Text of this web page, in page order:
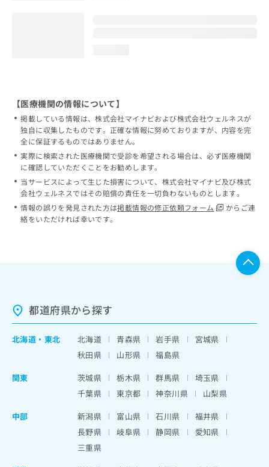
【医療機関の情報について】
掲載している情報は、株式会社マイナビおよび株式会社ウェルネスが
独自に収集したものです。正確な情報に努めておりますが、内容を完
全に保証するものではありません。
実際に検索された医療機関で受診を希望される場合は、必ず医療機関
に確認していただくことをお勧めします。
当サービスによって生じた損害について、株式会社マイナビ及び株式
会社ウェルネスではその賠償の責任を一切負わないものとします。
情報の誤りを発見された方は掲載情報の修正依頼フォーム
からご連
絡をいただければ幸いです。
都道府県から探す
北海道 ・ 東北 北海道 青森県 岩手県
宮城県
秋田県
山形県
福島県
関東
茨城県 栃木県 群馬県
埼玉県
千葉県
東京都 神奈川県
山梨県
中部
新潟県 富山県 石川県
福井県
長野県
岐阜県 静岡県
愛知県
三重県